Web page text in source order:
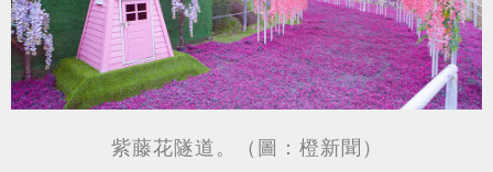
紫藤花隧道。（圖：橙新聞）